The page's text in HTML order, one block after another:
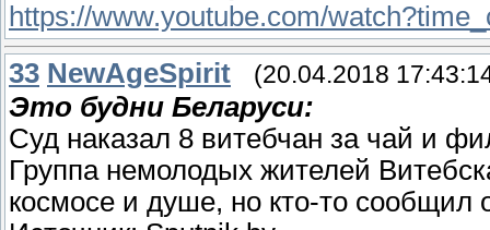
https://www.youtube.com/
33 NewAgeSpirit (20.04.2018
Это будни Беларуси:
Суд наказал 8 витебчан за чай и
Группа немолодых жителей
космосе и душе, но кто-то